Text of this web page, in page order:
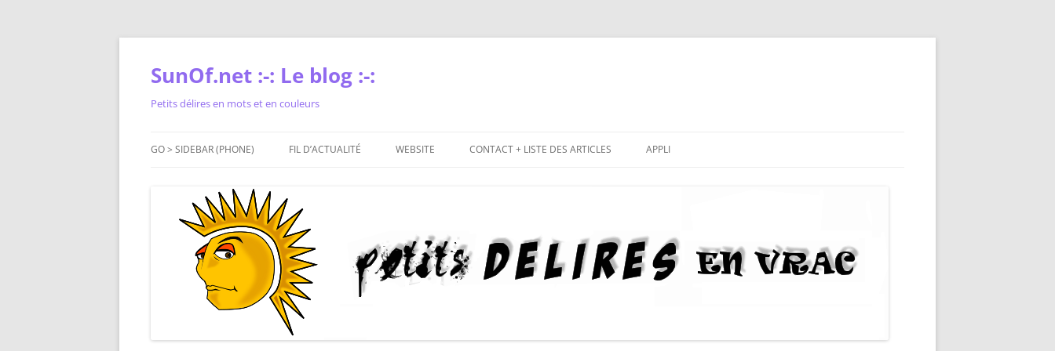
Skip
SunOf.net :-: Le blog :-:
Petits délires en mots et en couleurs
GO > SIDEBAR (PHONE) FIL D’ACTUALITÉ WEBSITE CONTACT + LISTE DES ARTICLES APPLI